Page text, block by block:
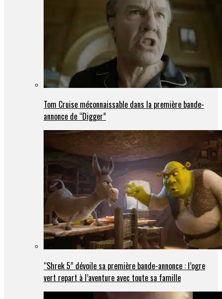
Tom Cruise méconnaissable dans la première bande-
annonce de “Digger”
“Shrek 5” dévoile sa première bande-annonce : l’ogre
vert repart à l’aventure avec toute sa famille